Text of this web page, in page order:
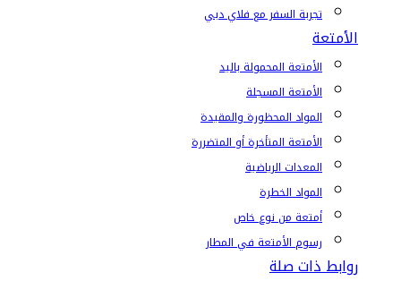
تجربة السفر مع فلاي دبي
الأمتعة
الأمتعة المحمولة باليد
الأمتعة المسجلة
المواد المحظورة والمقيدة
الأمتعة المتأخرة أو المتضررة
المعدات الرياضية
المواد الخطرة
أمتعة من نوع خاص
رسوم الأمتعة في المطار
روابط ذات صلة